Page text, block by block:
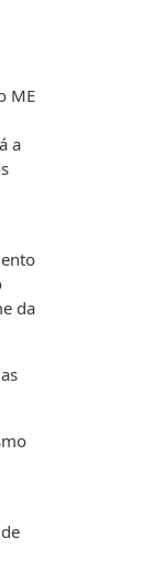
ME
a
da